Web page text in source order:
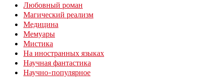
Любовный роман
Магический реализм
Медицина
Мемуары
Мистика
На иностранных языках
Научная фантастика
Научно-популярное